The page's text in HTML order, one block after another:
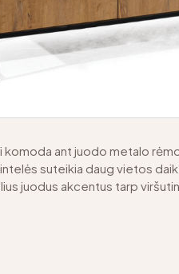
komoda ant juodo metalo
suteikia daug vietos
juodus akcentus tarp